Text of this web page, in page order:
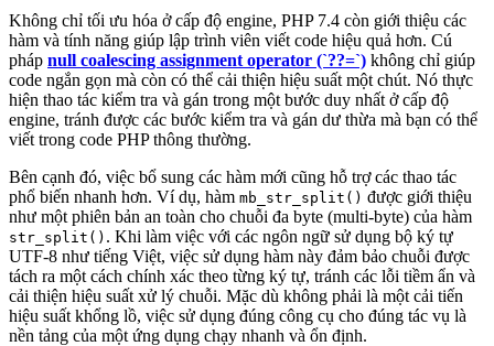
Không chỉ tối ưu hóa ở cấp độ engine, PHP 7.4 còn giới thiệu các
hàm và tính năng giúp lập trình viên viết code hiệu quả hơn. Cú
pháp null coalescing assignment operator (`??=`) không chỉ giúp
code ngắn gọn mà còn có thể cải thiện hiệu suất một chút. Nó thực
hiện thao tác kiểm tra và gán trong một bước duy nhất ở cấp độ
engine, tránh được các bước kiểm tra và gán dư thừa mà bạn có thể
viết trong code PHP thông thường.
Bên cạnh đó, việc bổ sung các hàm mới cũng hỗ trợ các thao tác
phổ biến nhanh hơn. Ví dụ, hàm mb_str_split() được giới thiệu
như một phiên bản an toàn cho chuỗi đa byte (multi-byte) của hàm
str_split() . Khi làm việc với các ngôn ngữ sử dụng bộ ký tự
UTF-8 như tiếng Việt, việc sử dụng hàm này đảm bảo chuỗi được
tách ra một cách chính xác theo từng ký tự, tránh các lỗi tiềm ẩn và
cải thiện hiệu suất xử lý chuỗi. Mặc dù không phải là một cải tiến
hiệu suất khổng lồ, việc sử dụng đúng công cụ cho đúng tác vụ là
nền tảng của một ứng dụng chạy nhanh và ổn định.